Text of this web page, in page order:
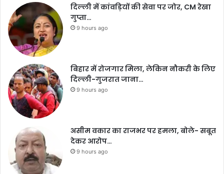
दिल्ली में कांवड़ियों की सेवा पर जोर, CM रेखा
गुप्ता…
9 hours ago
बिहार में रोजगार मिला, लेकिन नौकरी के लिए
दिल्ली-गुजरात जाना…
9 hours ago
असीम वकार का राजभर पर हमला, बोले- सबूत
देकर आरोप…
9 hours ago